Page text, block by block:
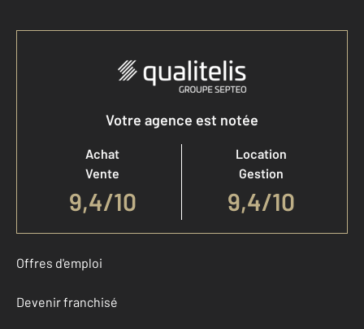
Votre agence est notée
Achat
Vente
9,4/10
Location
Gestion
9,4/10
Offres d'emploi
Devenir franchisé